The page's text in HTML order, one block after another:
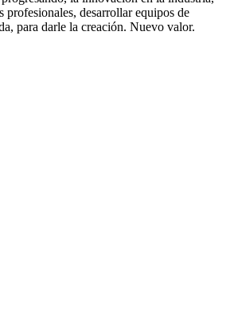
profesionales, desarrollar equipos de
para darle la creación. Nuevo valor.